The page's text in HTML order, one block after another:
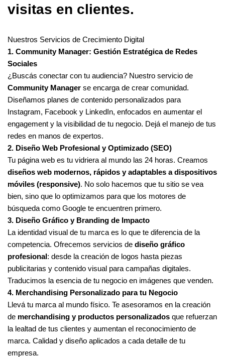
visitas en clientes.
Nuestros Servicios de Crecimiento Digital
1. Community Manager: Gestión Estratégica de Redes
Sociales
¿Buscás conectar con tu audiencia? Nuestro servicio de
Community Manager se encarga de crear comunidad.
Diseñamos planes de contenido personalizados para
Instagram, Facebook y LinkedIn, enfocados en aumentar el
engagement y la visibilidad de tu negocio. Dejá el manejo de tus
redes en manos de expertos.
2. Diseño Web Profesional y Optimizado (SEO)
Tu página web es tu vidriera al mundo las 24 horas. Creamos
diseños web modernos, rápidos y adaptables a dispositivos
móviles (responsive). No solo hacemos que tu sitio se vea
bien, sino que lo optimizamos para que los motores de
búsqueda como Google te encuentren primero.
3. Diseño Gráfico y Branding de Impacto
La identidad visual de tu marca es lo que te diferencia de la
competencia. Ofrecemos servicios de diseño gráfico
profesional: desde la creación de logos hasta piezas
publicitarias y contenido visual para campañas digitales.
Traducimos la esencia de tu negocio en imágenes que venden.
4. Merchandising Personalizado para tu Negocio
Llevá tu marca al mundo físico. Te asesoramos en la creación
de merchandising y productos personalizados que refuerzan
la lealtad de tus clientes y aumentan el reconocimiento de
marca. Calidad y diseño aplicados a cada detalle de tu
empresa.